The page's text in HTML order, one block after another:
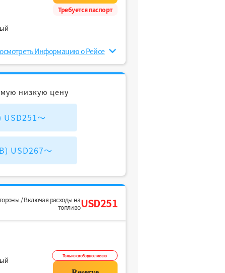
Требуется паспорт
Информацию о Рейсе
низкую цену
～
USD267～
/ Включая расходы на
топливоUSD251
Только свободное место